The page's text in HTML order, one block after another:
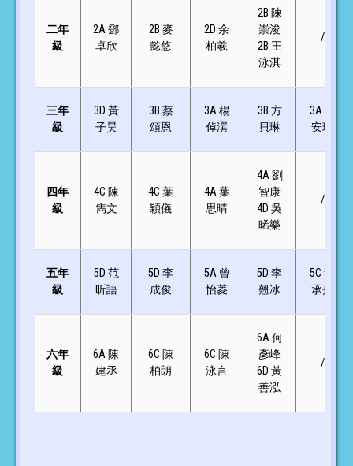
二年
級
2A 鄧
卓欣
2B 麥
懿悠
2D 余
柏羲
2B 陳
崇浚
2B 王
泳淇
/
三年
級
3D 黃
子昊
3B 蔡
頌恩
3A 楊
倬潠
3B 方
貝琳
3A 陳
安琳
四年
級
4C 陳
雋文
4C 葉
穎儀
4A 葉
思晴
4A 劉
智康
4D 吳
晞樂
/
五年
級
5D 范
昕語
5D 李
成俊
5A 曾
怡菱
5D 李
翹冰
5C 黃
承熹
六年
級
6A 陳
建丞
6C 陳
柏朗
6C 陳
泳言
6A 何
彥峰
6D 黃
善泓
/